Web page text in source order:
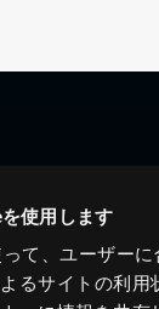
使用します
て、ユーザー
るサイトの利